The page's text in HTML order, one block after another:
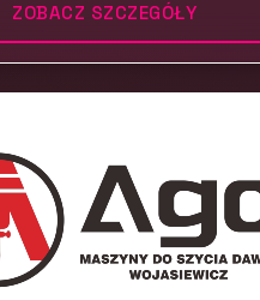
ZOBACZ SZCZEGÓŁY